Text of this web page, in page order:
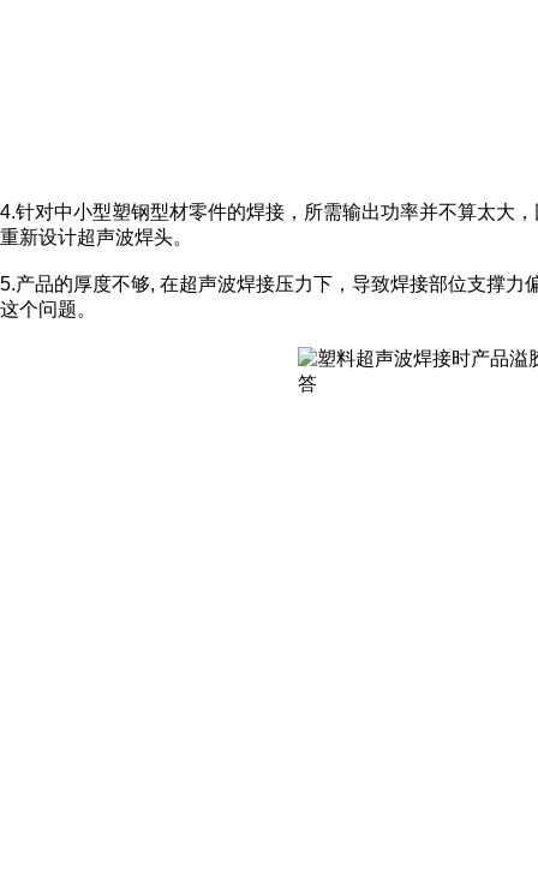
4.针对中小型塑钢型材零件的焊接，所需输出功率并不算太大
重新设计超声波焊头。
5.产品的厚度不够, 在超声波焊接压力下，导致焊接部位支撑
这个问题。